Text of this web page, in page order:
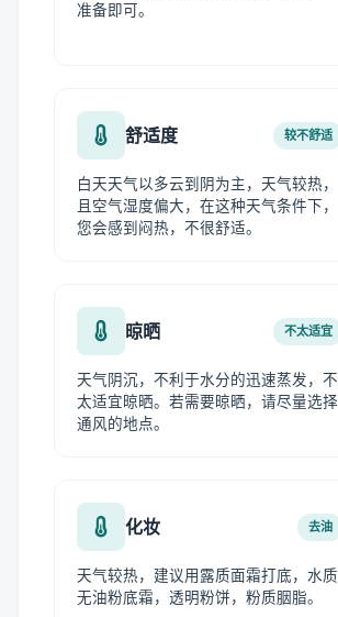
准备即可。
舒适度 较不舒适
白天天气以多云到阴为主，天气较热，
且空气湿度偏大，在这种天气条件下，
您会感到闷热，不很舒适。
晾晒 不太适宜
天气阴沉，不利于水分的迅速蒸发，不
太适宜晾晒。若需要晾晒，请尽量选择
通风的地点。
化妆 去油
天气较热，建议用露质面霜打底，水质
无油粉底霜，透明粉饼，粉质胭脂。